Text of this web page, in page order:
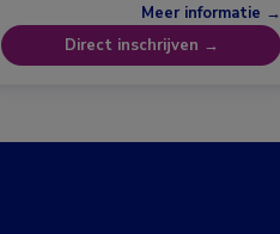
Meer informatie →
Direct inschrijven →